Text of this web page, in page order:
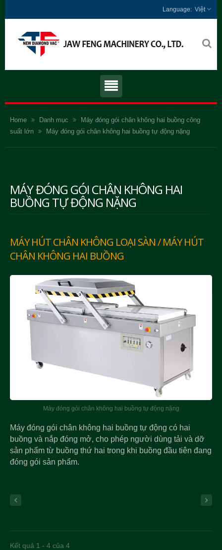
Việt
Home Danh mục
Máy đóng gói chân không hai buồng công
suất lớn
Máy đóng gói chân không hai buồng tự động nặng
MÁY ĐÓNG GÓI CHÂN KHÔNG HAI
BUỒNG TỰ ĐỘNG NẶNG
MÁY HÚT CHÂN KHÔNG LOẠI SÀN / MÁY HÚT
CHÂN KHÔNG HAI BUỒNG
Máy đóng gói chân không hai buồng tự động nặng
Máy đóng gói chân không hai buồng tự động có hai
buồng và nắp đóng mở, cho phép người dùng tải và dỡ
sản phẩm từ buồng thứ hai trong khi buồng đầu tiên đang
đóng gói sản phẩm.
Kết quả 1 - 4 của 4